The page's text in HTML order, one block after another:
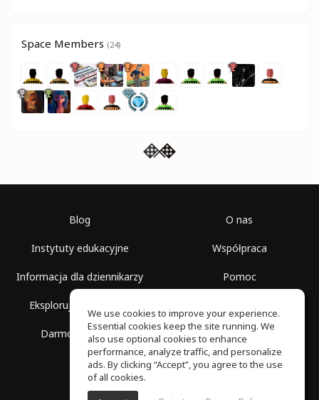
Space Members (24)
Blog
Instytuty edukacyjne
Informacja dla dziennikarzy
Eksploruj przestrzenie
Darmowa szkoła
O nas
Współpraca
Pomoc
Polityka prywatności
We use cookies to improve your experience.
Essential cookies keep the site running. We
also use optional cookies to enhance
performance, analyze traffic, and personalize
ads. By clicking “Accept”, you agree to the use
of all cookies.